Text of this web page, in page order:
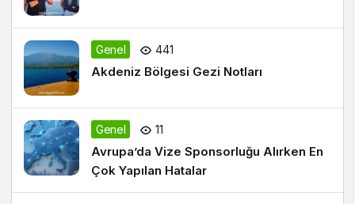
Genel 441
Akdeniz Bölgesi Gezi Notları
Genel 11
Avrupa’da Vize Sponsorluğu Alırken En
Çok Yapılan Hatalar